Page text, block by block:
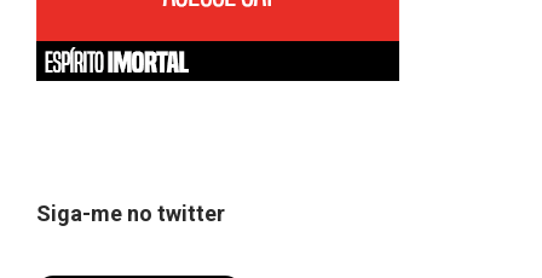
Siga-me no twitter